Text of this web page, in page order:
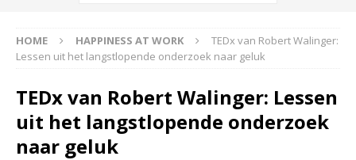
HOME HAPPINESS AT WORK
TEDx van Robert Walinger:
Lessen uit het langstlopende onderzoek naar geluk
TEDx van Robert Walinger: Lessen
uit het langstlopende onderzoek
naar geluk